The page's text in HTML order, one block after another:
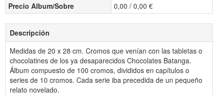
Precio Album/Sobre
0,00 / 0,00 €
Descripción
Medidas de 20 x 28 cm. Cromos que venían con las tabletas o
chocolatines de los ya desaparecidos Chocolates Batanga.
Álbum compuesto de 100 cromos, divididos en capítulos o
series de 10 cromos. Cada serie iba precedida de un pequeño
relato novelado.